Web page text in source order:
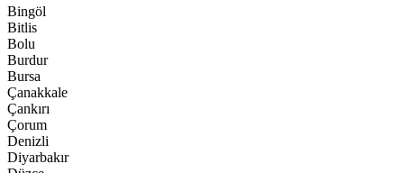
Bingöl
Bitlis
Bolu
Burdur
Bursa
Çanakkale
Çankırı
Çorum
Denizli
Diyarbakır